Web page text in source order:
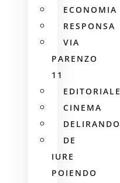
ECONOMIA
RESPONSA
VIA
PARENZO
11
EDITORIALE
CINEMA
DELIRANDO
DE
IURE
POIENDO